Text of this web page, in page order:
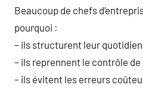
Beaucoup de chefs
pourquoi :
– ils structurent leur quotidien
– ils reprennent le contrôle
– ils évitent les erreurs